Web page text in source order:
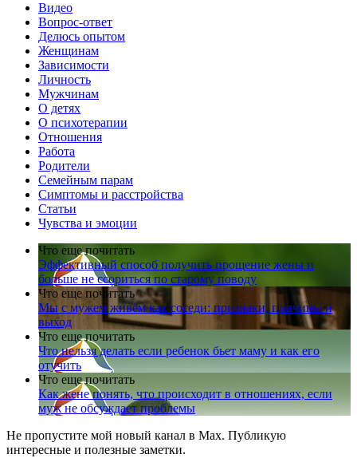
Видео
Вопрос-ответ
Делюсь опытом
Женщинам
Зависимости
Личность
Мужчинам
О детях
О психотерапии
Отношения
Работа
Родители
Семейным парам
Симптомы и расстройства
Статьи
Чувства и эмоции
Что еще почитать
Эффективный способ получить прощение жены и
больше не ссориться по старому поводу
Что еще почитать
Мы с мужем живём как соседи: признаки, причины и
выход
Что еще почитать
Что нельзя делать если ребенок бьет маму и как его
отучить
Что еще почитать
Как жене понять, что происходит в отношениях, если
муж не обсуждает проблемы
Не пропустите мой новый канал в Max. Публикую
интересные и полезные заметки.